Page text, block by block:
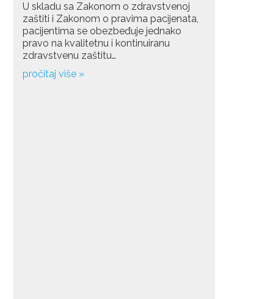
U skladu sa Zakonom o zdravstvenoj
zaštiti i Zakonom o pravima pacijenata,
pacijentima se obezbeđuje jednako
pravo na kvalitetnu i kontinuiranu
zdravstvenu zaštitu…
pročitaj više »